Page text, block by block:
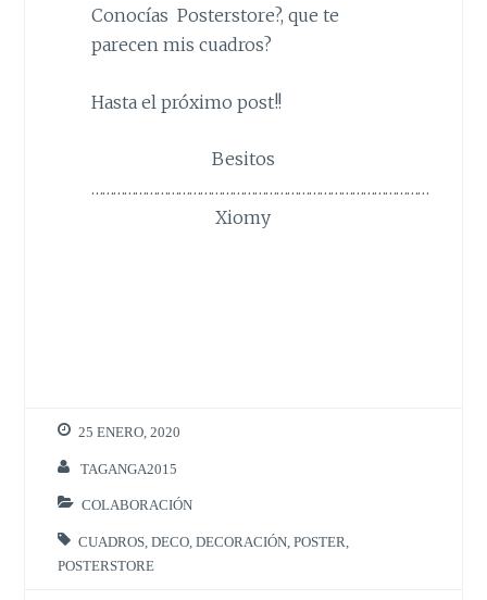
Conocías Posterstore?, que te
parecen mis cuadros?
Hasta el próximo post!!
Besitos
…………………………………………………………………………………
Xiomy
25 ENERO, 2020
TAGANGA2015
COLABORACIÓN
CUADROS ,DECO ,DECORACIÓN ,POSTER
POSTERSTORE